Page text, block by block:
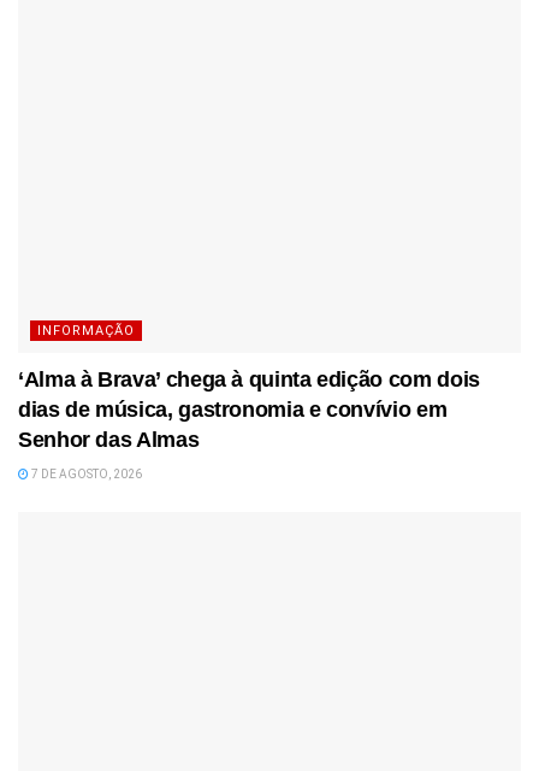
INFORMAÇÃO
‘Alma à Brava’ chega à quinta edição com dois
dias de música, gastronomia e convívio em
Senhor das Almas
7 DE AGOSTO, 2026